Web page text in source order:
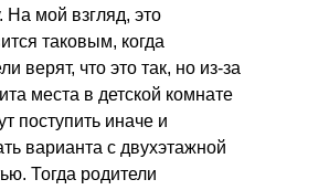
На мой взгляд, это
таковым, когда
верят, что это так, но из-за
места в детской комнате
поступить иначе и
варианта с двухэтажной
Тогда родители